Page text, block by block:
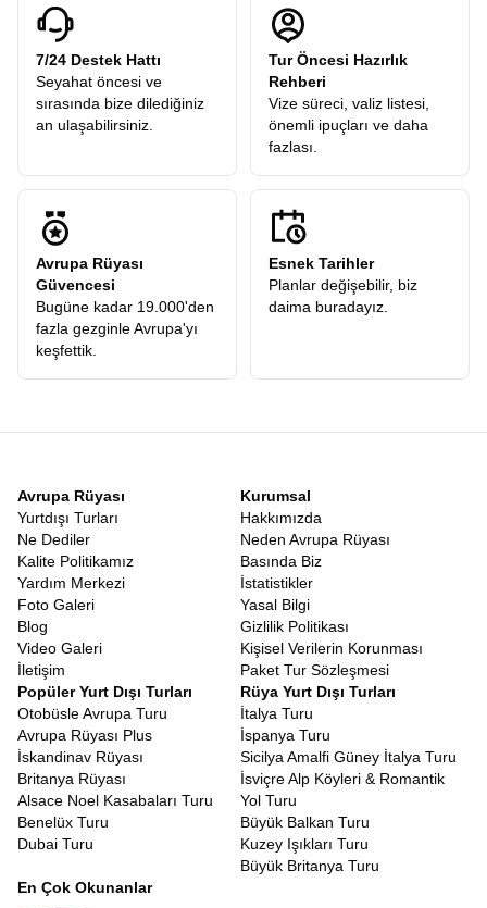
7/24 Destek Hattı
Seyahat öncesi ve
sırasında bize dilediğiniz
an ulaşabilirsiniz.
Tur Öncesi Hazırlık
Rehberi
Vize süreci, valiz listesi,
önemli ipuçları ve daha
fazlası.
Avrupa Rüyası
Güvencesi
Bugüne kadar 19.000'den
fazla gezginle Avrupa'yı
keşfettik.
Esnek Tarihler
Planlar değişebilir, biz
daima buradayız.
Avrupa Rüyası
Yurtdışı Turları
Ne Dediler
Kalite Politikamız
Yardım Merkezi
Foto Galeri
Blog
Video Galeri
İletişim
Kurumsal
Hakkımızda
Neden Avrupa Rüyası
Basında Biz
İstatistikler
Yasal Bilgi
Gizlilik Politikası
Kişisel Verilerin Korunması
Paket Tur Sözleşmesi
Popüler Yurt Dışı Turları
Otobüsle Avrupa Turu
Avrupa Rüyası Plus
İskandinav Rüyası
Britanya Rüyası
Alsace Noel Kasabaları Turu
Benelüx Turu
Dubai Turu
Rüya Yurt Dışı Turları
İtalya Turu
İspanya Turu
Sicilya Amalfi Güney İtalya Turu
İsviçre Alp Köyleri & Romantik
Yol Turu
Büyük Balkan Turu
Kuzey Işıkları Turu
Büyük Britanya Turu
En Çok Okunanlar